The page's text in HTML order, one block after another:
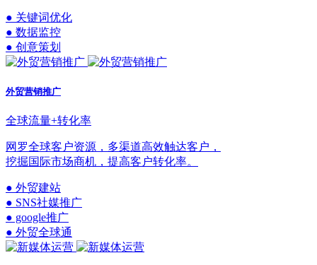
● 关键词优化
● 数据监控
● 创意策划
外贸营销推广
全球流量+转化率
网罗全球客户资源，多渠道高效触达客户，
挖掘国际市场商机，提高客户转化率。
● 外贸建站
● SNS社媒推广
● google推广
● 外贸全球通